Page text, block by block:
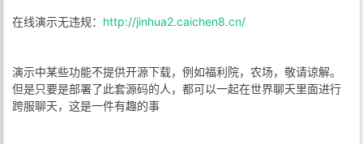
在线演示无违规： http://jinhua2.caichen8.cn/
演示中某些功能不提供开源下载，例如福利院，农场，敬请谅解。
但是只要是部署了此套源码的人，都可以一起在世界聊天里面进行
跨服聊天，这是一件有趣的事